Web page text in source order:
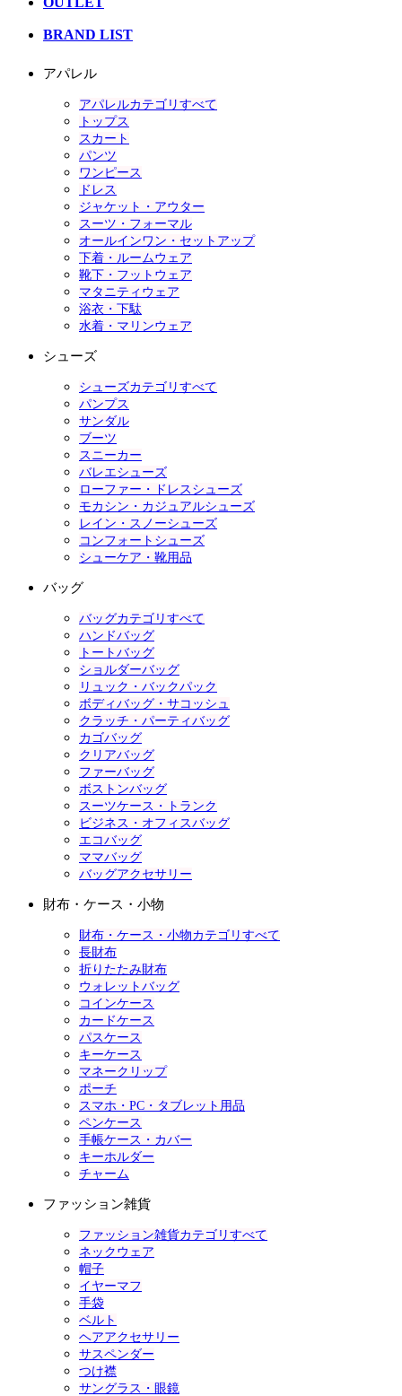
BRAND LIST
アパレル
アパレルカテゴリすべて
トップス
スカート
パンツ
ワンピース
ドレス
ジャケット・アウター
スーツ・フォーマル
オールインワン・セットアップ
下着・ルームウェア
靴下・フットウェア
マタニティウェア
浴衣・下駄
水着・マリンウェア
シューズ
シューズカテゴリすべて
パンプス
サンダル
ブーツ
スニーカー
バレエシューズ
ローファー・ドレスシューズ
モカシン・カジュアルシューズ
レイン・スノーシューズ
コンフォートシューズ
シューケア・靴用品
バッグ
バッグカテゴリすべて
ハンドバッグ
トートバッグ
ショルダーバッグ
リュック・バックパック
ボディバッグ・サコッシュ
クラッチ・パーティバッグ
カゴバッグ
クリアバッグ
ファーバッグ
ボストンバッグ
スーツケース・トランク
ビジネス・オフィスバッグ
エコバッグ
ママバッグ
バッグアクセサリー
財布・ケース・小物
財布・ケース・小物カテゴリすべて
長財布
折りたたみ財布
ウォレットバッグ
コインケース
カードケース
パスケース
キーケース
マネークリップ
ポーチ
スマホ・PC・タブレット用品
ペンケース
手帳ケース・カバー
キーホルダー
チャーム
ファッション雑貨
ファッション雑貨カテゴリすべて
ネックウェア
帽子
イヤーマフ
手袋
ベルト
ヘアアクセサリー
サスペンダー
つけ襟
サングラス・眼鏡